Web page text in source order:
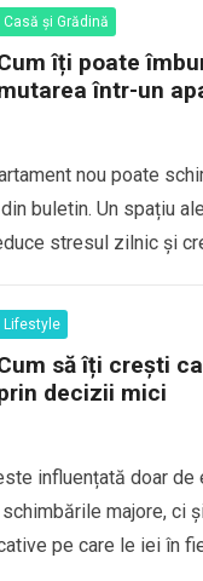
Casă și Grădină
îți poate
într-un
nou poate
buletin. Un spațiu
stresul zilnic și
Lifestyle
să îți crești
decizii mici
influențată doar de
majore, ci
pe care le iei în